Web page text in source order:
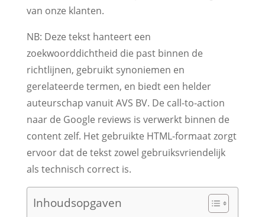
van onze klanten.
NB: Deze tekst hanteert een
zoekwoorddichtheid die past binnen de
richtlijnen, gebruikt synoniemen en
gerelateerde termen, en biedt een helder
auteurschap vanuit AVS BV. De call-to-action
naar de Google reviews is verwerkt binnen de
content zelf. Het gebruikte HTML-formaat zorgt
ervoor dat de tekst zowel gebruiksvriendelijk
als technisch correct is.
Inhoudsopgaven